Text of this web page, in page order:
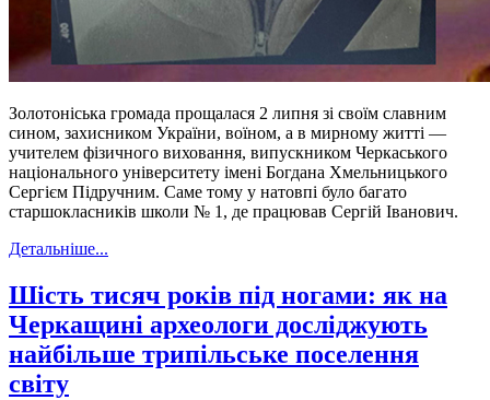
Золотоніська громада прощалася 2 липня зі своїм славним
сином, захисником України, воїном, а в мирному житті —
учителем фізичного виховання, випускником Черкаського
національного університету імені Богдана Хмельницького
Сергієм Підручним. Саме тому у натовпі було багато
старшокласників школи № 1, де працював Сергій Іванович.
Детальніше...
Шість тисяч років під ногами: як на
Черкащині археологи досліджують
найбільше трипільське поселення
світу